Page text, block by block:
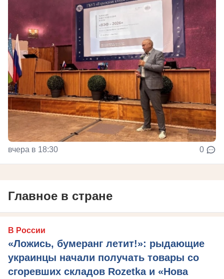
вчера в 18:30 0
Главное в стране
В России
«Ложись, бумеранг летит!»: рыдающие
украинцы начали получать товары со
сгоревших складов Rozetka и «Нова